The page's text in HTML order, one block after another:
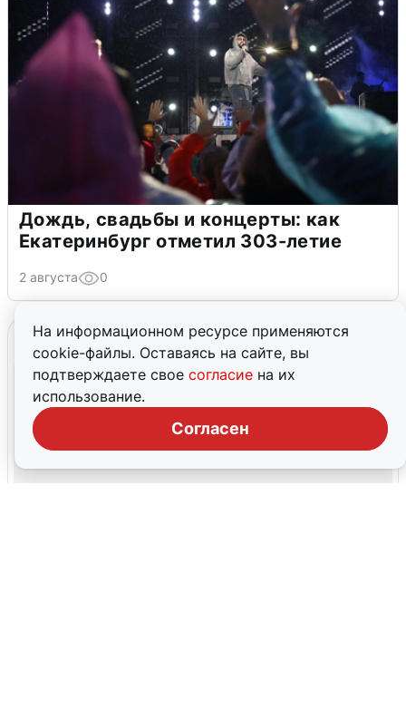
На информационном ресурсе применяются
cookie-файлы. Оставаясь на сайте, вы
подтверждаете свое согласие на их
использование.
Согласен
Дождь, свадьбы и концерты: как
Екатеринбург отметил 303-летие
2 августа 0